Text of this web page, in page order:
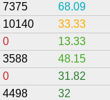
7375 68.09
10140 33.33
0 13.33
3588 48.15
0 31.82
4498 32